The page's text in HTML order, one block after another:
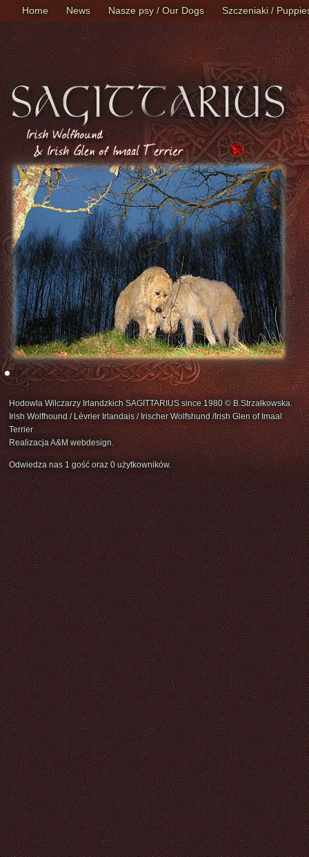
Home News Nasze psy / Our Dogs Szczeniaki /
Hodowla Wilczarzy Irlandzkich SAGITTARIUS since 1980 © B.Strzałkowska.
Irish Wolfhound / Lévrier Irlandais / Irischer Wolfshund /Irish Glen of Imaal
Terrier
Realizacja A&M webdesign.
Odwiedza nas 1 gość oraz 0 użytkowników.